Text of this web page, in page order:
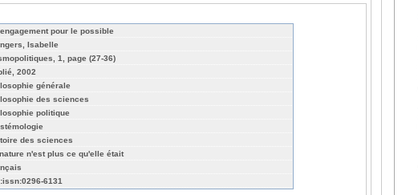
pour le possible
Isabelle
1, page (27-36)
2002
générale
des sciences
politique
des sciences
n'est plus ce qu'elle était
6131